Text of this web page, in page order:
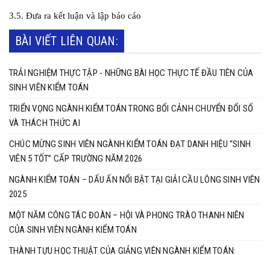
3.5. Đưa ra kết luận và lập báo cáo
BÀI VIẾT LIÊN QUAN:
TRẢI NGHIỆM THỰC TẬP - NHỮNG BÀI HỌC THỰC TẾ ĐẦU TIÊN CỦA
SINH VIÊN KIỂM TOÁN
TRIỂN VỌNG NGÀNH KIỂM TOÁN TRONG BỐI CẢNH CHUYỂN ĐỔI SỐ
VÀ THÁCH THỨC AI
CHÚC MỪNG SINH VIÊN NGÀNH KIỂM TOÁN ĐẠT DANH HIỆU “SINH
VIÊN 5 TỐT” CẤP TRƯỜNG NĂM 2026
NGÀNH KIỂM TOÁN – DẤU ẤN NỔI BẬT TẠI GIẢI CẦU LÔNG SINH VIÊN
2025
MỘT NĂM CÔNG TÁC ĐOÀN – HỘI VÀ PHONG TRÀO THANH NIÊN
CỦA SINH VIÊN NGÀNH KIỂM TOÁN
THÀNH TỰU HỌC THUẬT CỦA GIẢNG VIÊN NGÀNH KIỂM TOÁN: